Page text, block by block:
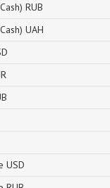
RUB
UAH
USD